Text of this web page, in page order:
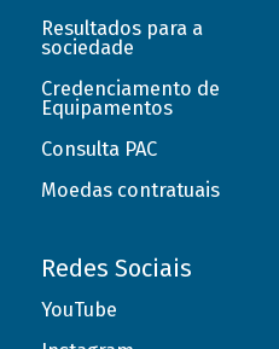
Resultados para a
sociedade
Credenciamento de
Equipamentos
Consulta PAC
Moedas contratuais
Redes Sociais
YouTube